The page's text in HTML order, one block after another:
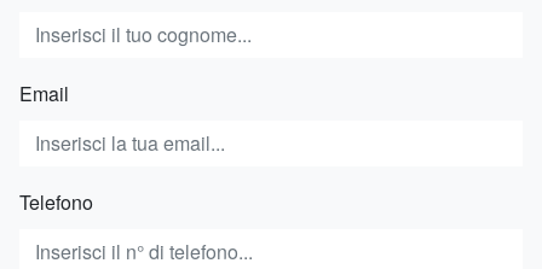
Email
Telefono